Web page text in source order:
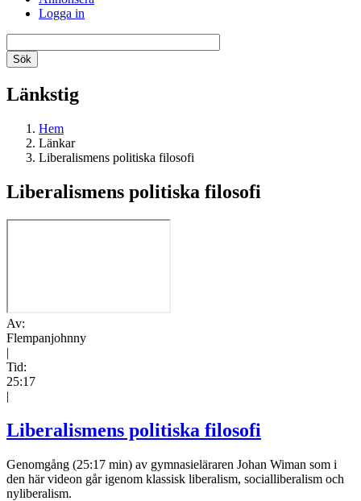
Logga in
Länkstig
Hem
Länkar
Liberalismens politiska filosofi
Liberalismens politiska filosofi
Av:
Flempanjohnny
|
Tid:
25:17
|
Liberalismens politiska filosofi
Genomgång (25:17 min) av gymnasieläraren Johan Wiman som i
den här videon går igenom klassisk liberalism, socialliberalism och
nyliberalism.